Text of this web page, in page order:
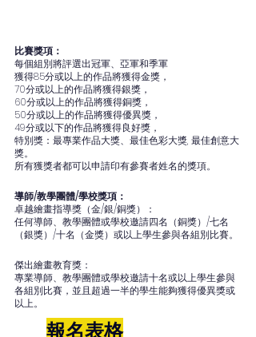
比賽獎項：
每個組別將評選出冠軍、亞軍和季軍
獲得85分或以上的作品將獲得金獎，
70分或以上的作品將獲得銀獎，
60分或以上的作品將獲得銅獎，
50分或以上的作品將獲得優異獎，
49分或以下的作品將獲得良好獎，
特別獎：最專業作品大獎、最佳色彩大獎, 最佳創意大
獎。
所有獲獎者都可以申請印有參賽者姓名的獎項。
導師/教學團體/學校獎項：
卓越繪畫指導獎（金/銀/銅獎）：
任何導師、教學團體或學校邀請四名（銅獎）/七名
（銀獎）/十名（金獎）或以上學生參與各組別比賽。
傑出繪畫教育獎：
專業導師、教學團體或學校邀請十名或以上學生參與
各組別比賽，並且超過一半的學生能夠獲得優異獎或
以上。
報名表格